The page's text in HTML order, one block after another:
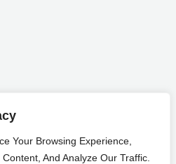
Your Browsing Experience,
And Analyze Our Traffic.